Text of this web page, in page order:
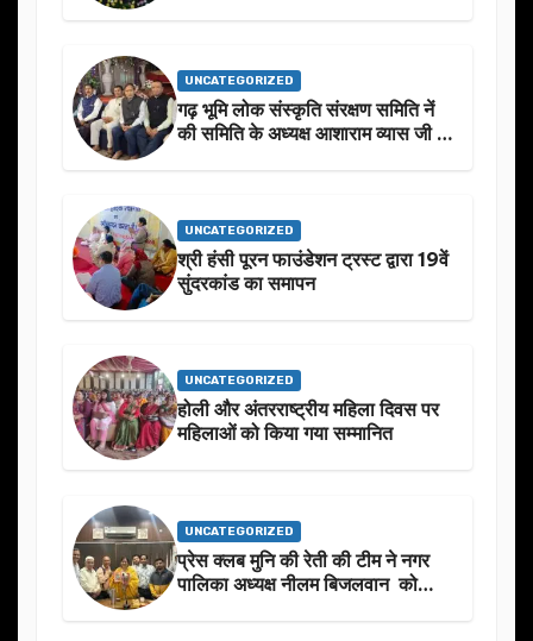
UNCATEGORIZED
गढ़ भूमि लोक संस्कृति संरक्षण समिति नें
की समिति के अध्यक्ष आशाराम व्यास जी के
UNCATEGORIZED
श्री हंसी पूरन फाउंडेशन ट्रस्ट द्वारा 19वें
सुंदरकांड का समापन
UNCATEGORIZED
होली और अंतरराष्ट्रीय महिला दिवस पर
महिलाओं को किया गया सम्मानित
UNCATEGORIZED
प्रेस क्लब मुनि की रेती की टीम ने नगर
पालिका अध्यक्ष नीलम बिजलवान को